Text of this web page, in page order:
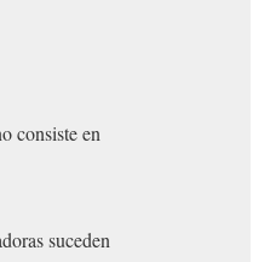
consiste en
suceden